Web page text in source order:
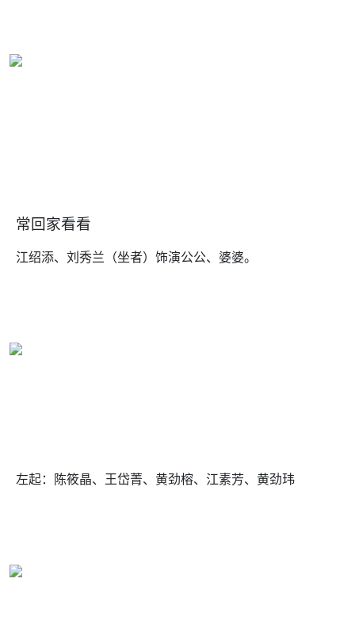
常回家看看
江绍添、刘秀兰（坐者）饰演公公、婆婆。
左起：陈筱晶、王岱菁、黄劲榕、江素芳、黄劲玮